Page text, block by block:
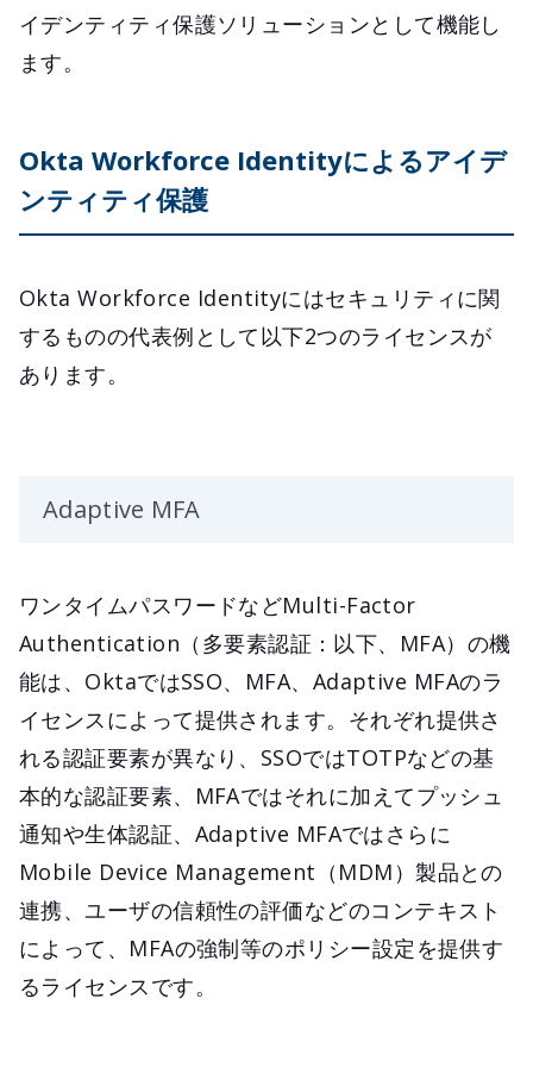
イデンティティ保護ソリューションとして機能し
ます。
Okta Workforce Identityによるアイデ
ンティティ保護
Okta Workforce Identityにはセキュリティに関
するものの代表例として以下2つのライセンスが
あります。
Adaptive MFA
ワンタイムパスワードなどMulti-Factor
Authentication（多要素認証：以下、MFA）の機
能は、OktaではSSO、MFA、Adaptive MFAのラ
イセンスによって提供されます。それぞれ提供さ
れる認証要素が異なり、SSOではTOTPなどの基
本的な認証要素、MFAではそれに加えてプッシュ
通知や生体認証、Adaptive MFAではさらに
Mobile Device Management（MDM）製品との
連携、ユーザの信頼性の評価などのコンテキスト
によって、MFAの強制等のポリシー設定を提供す
るライセンスです。